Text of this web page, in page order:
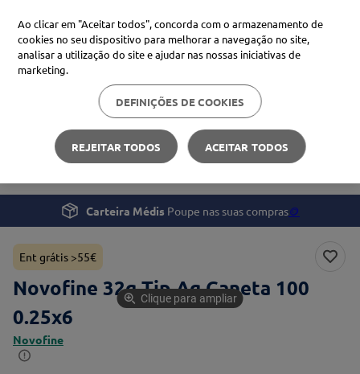
Procure no Marketplace Médis
Pesquisas mais comuns
xiaomi
4º cerave
Profissionais de Saúde
Instrumentos Clínicos
Novofine 32g Tip Ag Caneta 100 0.25x6
Carteira Médis Poupe nas suas compras🪙
Ent grátis >55€
Novofine 32g Tip Ag Caneta 100
0.25x6
Novofine
Clique para ampliar
Ao clicar em "Aceitar todos", concorda com o armazenamento de
cookies no seu dispositivo para melhorar a navegação no site,
analisar a utilização do site e ajudar nas nossas iniciativas de
marketing.
DEFINIÇÕES DE COOKIES
REJEITAR TODOS ACEITAR TODOS